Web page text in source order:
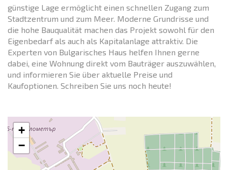
günstige Lage ermöglicht einen schnellen Zugang zum
Stadtzentrum und zum Meer. Moderne Grundrisse und
die hohe Bauqualität machen das Projekt sowohl für den
Eigenbedarf als auch als Kapitalanlage attraktiv. Die
Experten von Bulgarisches Haus helfen Ihnen gerne
dabei, eine Wohnung direkt vom Bauträger auszuwählen,
und informieren Sie über aktuelle Preise und
Kaufoptionen. Schreiben Sie uns noch heute!
+
−